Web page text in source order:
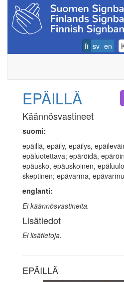
fi sv en
EPÄILLÄ
Käännösvastineet
suomi:
epäillä, epäily, epäilys,
epäluotettava; epäröidä,
epäusko, epäuskoinen,
skeptinen; epävarma,
englanti:
Ei käännösvastineita.
Lisätiedot
Ei lisätietoja.
EPÄILLÄ